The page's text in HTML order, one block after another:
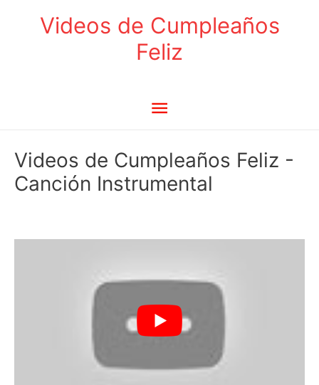
Videos de Cumpleaños
Feliz
Menú
Videos de Cumpleaños Feliz -
Canción Instrumental